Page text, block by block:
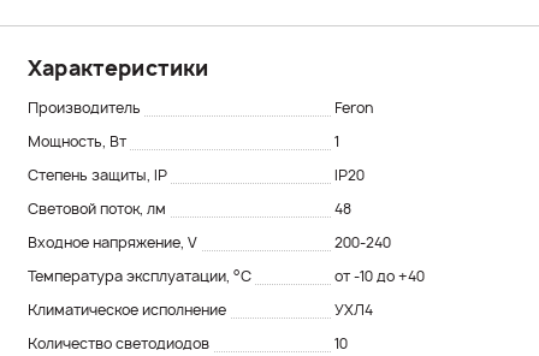
Характеристики
Производитель
Feron
Мощность, Вт
1
Степень защиты, IP
IP20
Световой поток, лм
48
Входное напряжение, V
200-240
Температура эксплуатации, °С
от -10 до +40
Климатическое исполнение
УХЛ4
Количество светодиодов
10